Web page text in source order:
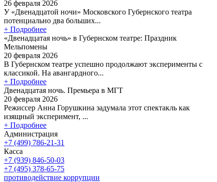
26 февраля 2026
У «Двенадцатой ночи» Московского Губернского театра
потенциально два больших...
+ Подробнее
«Двенадцатая ночь» в Губернском театре: Праздник
Мельпомены
20 февраля 2026
В Губернском театре успешно продолжают эксперименты с
классикой. На авангардного...
+ Подробнее
Двенадцатая ночь. Премьера в МГТ
20 февраля 2026
Режиссер Анна Горушкина задумала этот спектакль как
изящный эксперимент, ...
+ Подробнее
Администрация
+7 (499) 786-21-31
Касса
+7 (939) 846-50-03
+7 (495) 378-65-75
противодействие коррупции